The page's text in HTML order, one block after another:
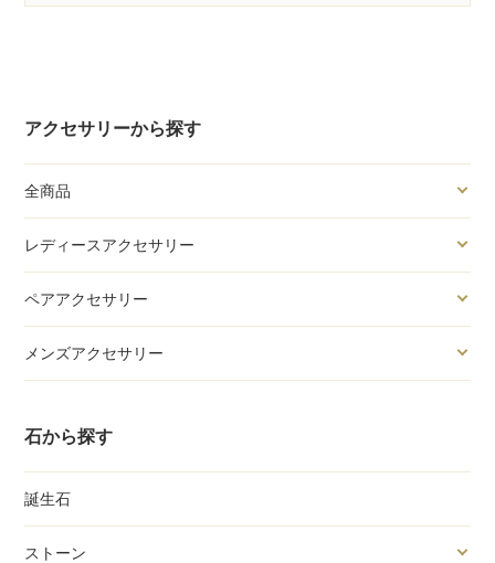
アクセサリーから探す
全商品
レディースアクセサリー
ペアアクセサリー
メンズアクセサリー
石から探す
誕生石
ストーン